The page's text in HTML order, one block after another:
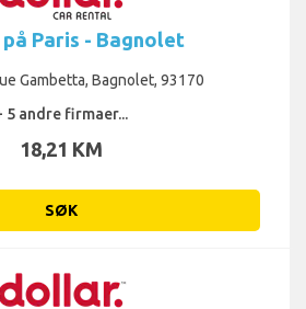
Paris - Bagnolet
Gambetta, Bagnolet, 93170
5 andre firmaer...
18,21 KM
SØK